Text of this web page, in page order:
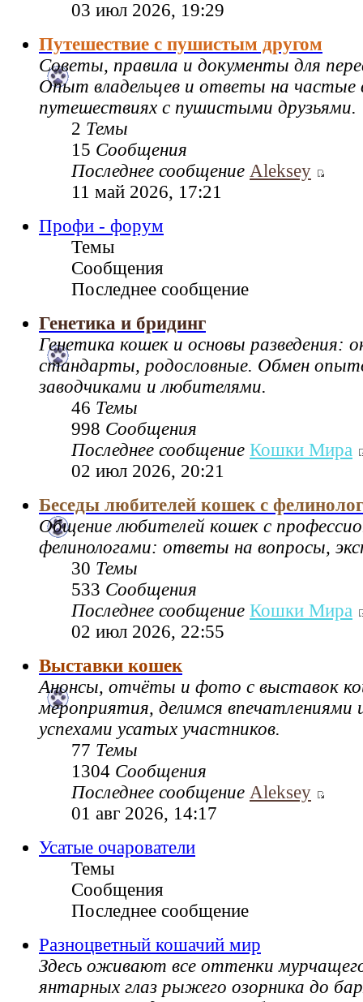
03 июл 2026, 19:29
Путешествие с пушистым другом
Советы, правила и документы для
Опыт владельцев и ответы на частые
путешествиях с пушистыми друзьями.
2 Темы
15 Сообщения
Последнее сообщение Aleksey
11 май 2026, 17:21
Профи - форум
Темы
Сообщения
Последнее сообщение
Генетика и бридинг
Генетика кошек и основы разведения:
стандарты, родословные. Обмен
заводчиками и любителями.
46 Темы
998 Сообщения
Последнее сообщение Кошки Мира
02 июл 2026, 20:21
Беседы любителей кошек с
Общение любителей кошек с
фелинологами: ответы на вопросы,
30 Темы
533 Сообщения
Последнее сообщение Кошки Мира
02 июл 2026, 22:55
Выставки кошек
Анонсы, отчёты и фото с выставок
мероприятия, делимся впечатлениями
успехами усатых участников.
77 Темы
1304 Сообщения
Последнее сообщение Aleksey
01 авг 2026, 14:17
Усатые очарователи
Темы
Сообщения
Последнее сообщение
Разноцветный кошачий мир
Здесь оживают все оттенки
янтарных глаз рыжего озорника до